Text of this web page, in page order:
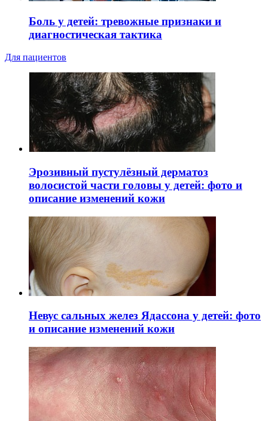
Боль у детей: тревожные признаки и
диагностическая тактика
Для пациентов
Эрозивный пустулёзный дерматоз
волосистой части головы у детей: фото и
описание изменений кожи
Невус сальных желез Ядассона у детей: фото
и описание изменений кожи